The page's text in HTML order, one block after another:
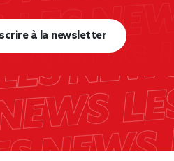
à la newsletter